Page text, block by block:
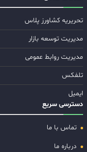
تحریریه کشاورز پلاس
مدیریت توسعه بازار
مدیریت روابط عمومی
تلفکس
ایمیل
دسترسی سریع
تماس با ما
درباره ما